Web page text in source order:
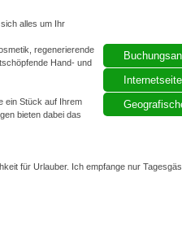
Internetseite
alles um Ihr
regenerierende
Hand- und
ein Stück auf Ihrem
bieten dabei das
für Urlauber. Ich empfange nur